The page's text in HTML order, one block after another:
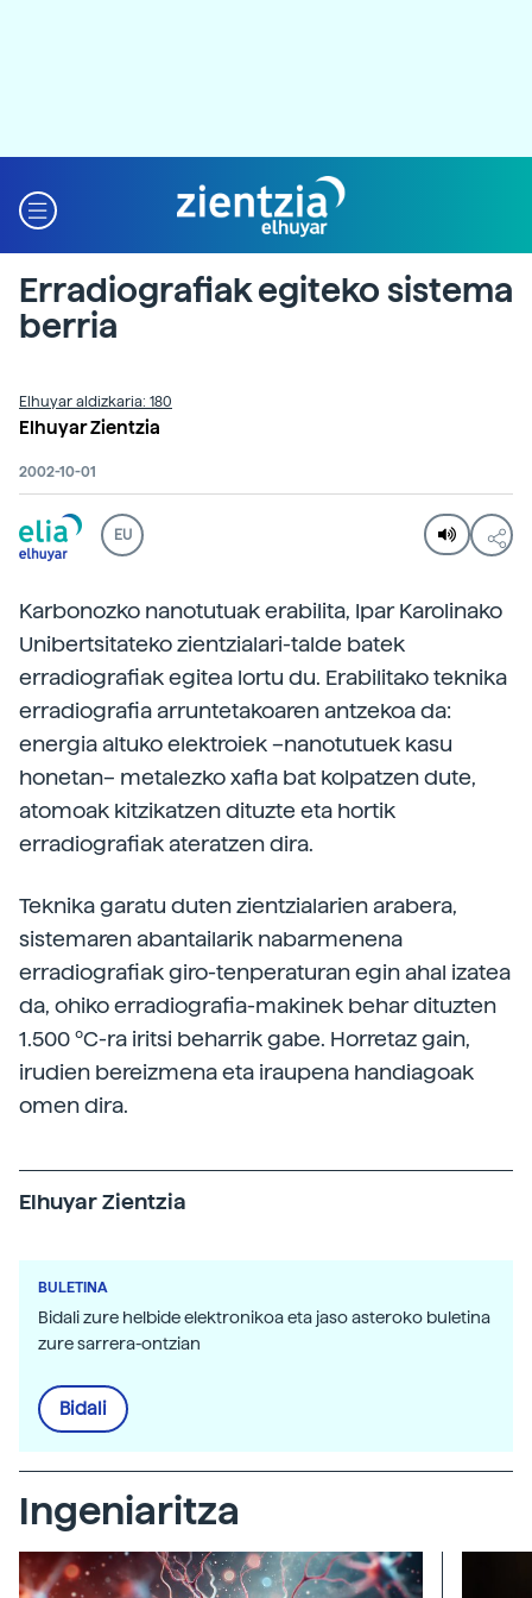
Erradiografiak egiteko sistema
berria
Elhuyar aldizkaria: 180
Elhuyar Zientzia
2002-10-01
EU
Karbonozko nanotutuak erabilita, Ipar Karolinako
Unibertsitateko zientzialari-talde batek
erradiografiak egitea lortu du. Erabilitako teknika
erradiografia arruntetakoaren antzekoa da:
energia altuko elektroiek –nanotutuek kasu
honetan– metalezko xafla bat kolpatzen dute,
atomoak kitzikatzen dituzte eta hortik
erradiografiak ateratzen dira.
Teknika garatu duten zientzialarien arabera,
sistemaren abantailarik nabarmenena
erradiografiak giro-tenperaturan egin ahal izatea
da, ohiko erradiografia-makinek behar dituzten
1.500 ºC-ra iritsi beharrik gabe. Horretaz gain,
irudien bereizmena eta iraupena handiagoak
omen dira.
Elhuyar Zientzia
BULETINA
Bidali zure helbide elektronikoa eta jaso asteroko buletina
zure sarrera-ontzian
Bidali
Ingeniaritza